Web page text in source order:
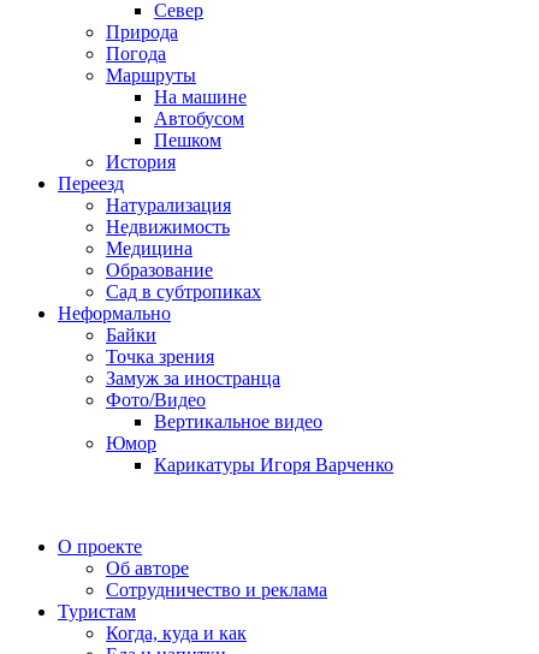
Север
Природа
Погода
Маршруты
На машине
Автобусом
Пешком
История
Переезд
Натурализация
Недвижимость
Медицина
Образование
Сад в субтропиках
Неформально
Байки
Точка зрения
Замуж за иностранца
Фото/Видео
Вертикальное видео
Юмор
Карикатуры Игоря Варченко
О проекте
Об авторе
Сотрудничество и реклама
Туристам
Когда, куда и как